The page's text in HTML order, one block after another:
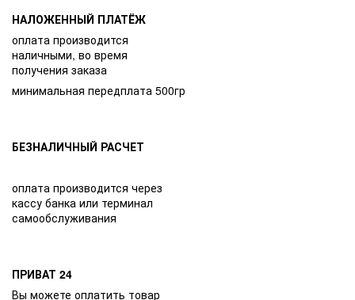
НАЛОЖЕННЫЙ ПЛАТЁЖ
оплата производится
наличными, во время
получения заказа
минимальная передплата 500гр
БЕЗНАЛИЧНЫЙ РАСЧЕТ
оплата производится через
кассу банка или терминал
самообслуживания
ПРИВАТ 24
Вы можете оплатить товар